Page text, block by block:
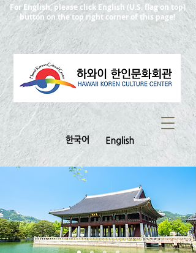
For English, please click English (U.S. flag on top)
button on the top right corner of this page!